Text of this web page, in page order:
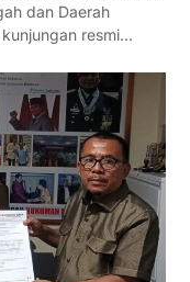
dan Daerah
resmi…